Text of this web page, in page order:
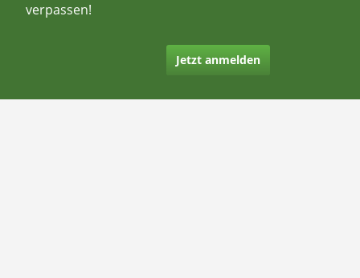
verpassen!
Jetzt anmelden